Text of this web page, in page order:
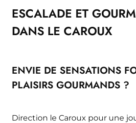
ESCALADE ET
DANS LE CAROUX
ENVIE DE SENSATIONS
PLAISIRS GOURMANDS ?
Direction le Caroux pour une